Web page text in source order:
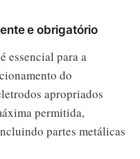
e obrigatório
essencial para a
do
apropriados
permitida,
partes metálicas